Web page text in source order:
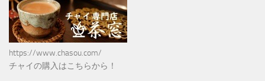
https://www.chasou.com/
チャイの購入はこちらから！